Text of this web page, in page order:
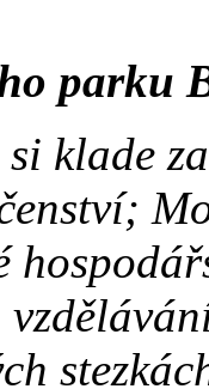
parku
si klade